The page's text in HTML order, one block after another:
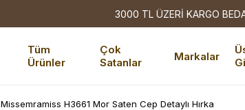
3000 TL ÜZERİ KARGO
Tüm
Ürünler
Çok
Satanlar
Markalar
Missemramiss H3661 Mor Saten Cep Detaylı Hırka